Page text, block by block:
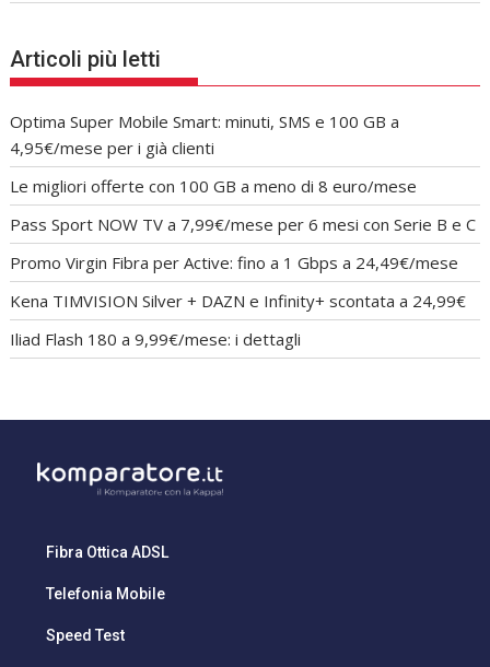
Articoli più letti
Optima Super Mobile Smart: minuti, SMS e 100 GB a
4,95€/mese per i già clienti
Le migliori offerte con 100 GB a meno di 8 euro/mese
Pass Sport NOW TV a 7,99€/mese per 6 mesi con Serie B e C
Promo Virgin Fibra per Active: fino a 1 Gbps a 24,49€/mese
Kena TIMVISION Silver + DAZN e Infinity+ scontata a 24,99€
Iliad Flash 180 a 9,99€/mese: i dettagli
Fibra Ottica ADSL
Telefonia Mobile
Speed Test